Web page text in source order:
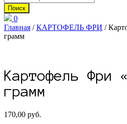
Поиск
0
Главная /КАРТОФЕЛЬ ФРИ /
грамм
Картофель Фри
грамм
170,00 руб.